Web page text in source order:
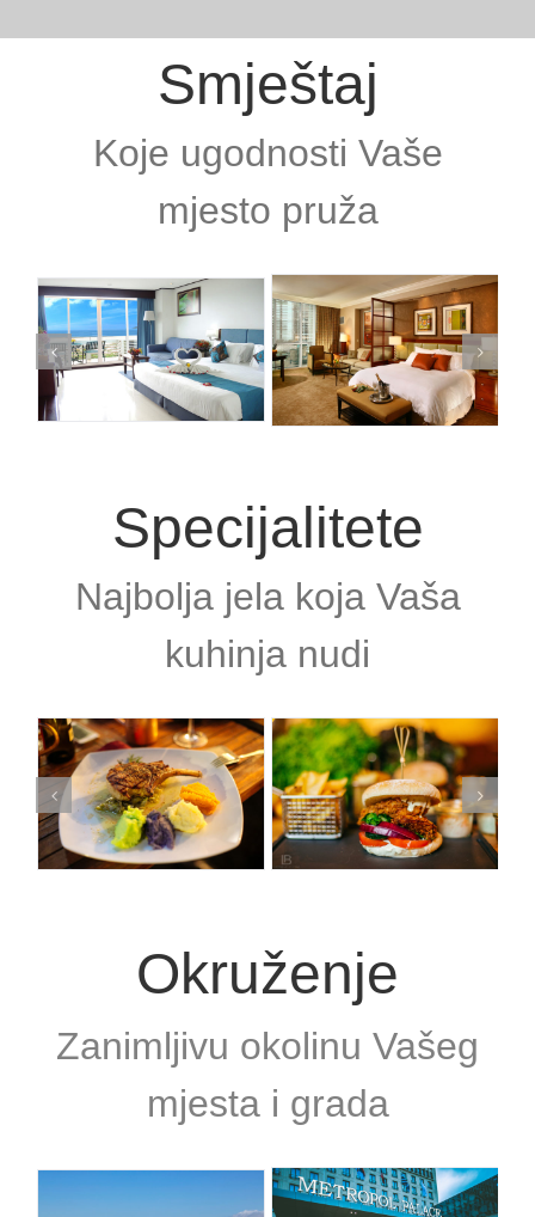
Smještaj
Koje ugodnosti Vaše
mjesto pruža
Specijalitete
Najbolja jela koja Vaša
kuhinja nudi
Okruženje
Zanimljivu okolinu Vašeg
mjesta i grada